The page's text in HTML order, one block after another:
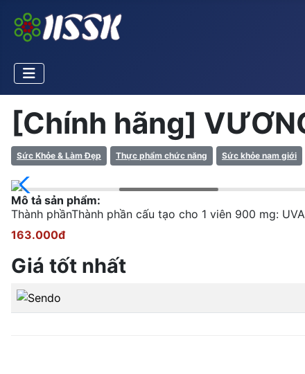
[Chính hãng]
Sức Khỏe & Làm Đẹp Thực phẩm chức năng Sức khỏe nam giới
Mô tả sản phẩm:
Thành phầnThành phần cấu tạo cho 1 viên 900 mg:
163.000đ
Giá tốt nhất